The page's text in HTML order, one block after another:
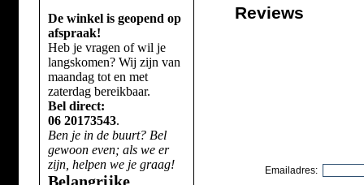
De winkel is geopend op
afspraak!
Heb je vragen of wil je
langskomen? Wij zijn van
maandag tot en met
zaterdag bereikbaar.
Bel direct:
06 20173543.
Ben je in de buurt? Bel
gewoon even; als we er
zijn, helpen we je graag!
Belangrijke
Reviews
Emailadres: